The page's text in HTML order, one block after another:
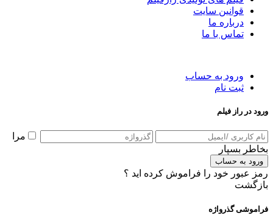
قوانین سایت
درباره ما
تماس با ما
ورود به حساب
ثبت نام
ورود در راز فیلم
مرا
بخاطر بسپار
ورود به حساب
رمز عبور خود را فراموش کرده اید ؟
بازگشت
فراموشی گذرواژه